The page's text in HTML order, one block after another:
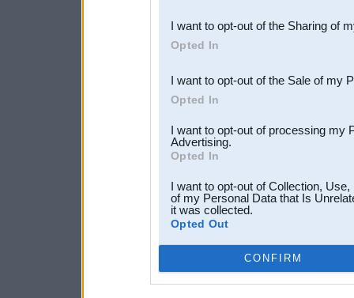
Downstream Participants
third parties.
I want to opt-out of the Sharing of
Opted In
I want to opt-out of the Sale of my
Opted In
I want to opt-out of processing my
Advertising.
Opted In
I want to opt-out of Collection,
of my Personal Data that Is
it was collected.
Opted Out
CONFIRM